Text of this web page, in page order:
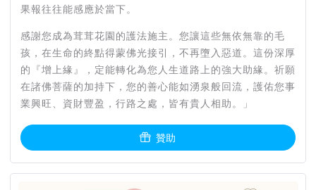
果報往往能感應於當下。
感謝您成為茸茸花園的護法施主。您讓這些無依無靠的毛
孩，在生命的終點得蒙佛光接引，不再墮入惡道。這份深厚
的『增上緣』，定能轉化為您人生道路上的強大助緣。祈願
在諸佛菩薩的加持下，您的善心能如湧泉般回流，護佑您事
業興旺、資財豐盈，行路之處，皆有貴人相助。」
贊助